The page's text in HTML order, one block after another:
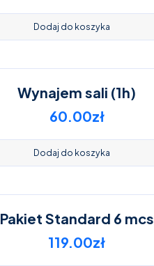
Dodaj do koszyka
Wynajem sali (1h)
60.00zł
Dodaj do koszyka
Pakiet Standard 6 mcs
119.00zł